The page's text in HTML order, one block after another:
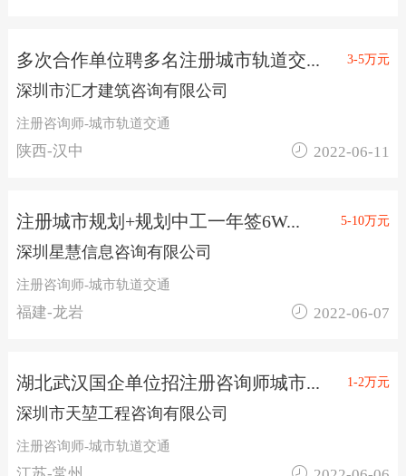
多次合作单位聘多名注册城市轨道交... 3-5万元
深圳市汇才建筑咨询有限公司
注册咨询师-城市轨道交通
陕西-汉中  2022-06-11
注册城市规划+规划中工一年签6W... 5-10万元
深圳星慧信息咨询有限公司
注册咨询师-城市轨道交通
福建-龙岩  2022-06-07
湖北武汉国企单位招注册咨询师城市... 1-2万元
深圳市天堃工程咨询有限公司
注册咨询师-城市轨道交通